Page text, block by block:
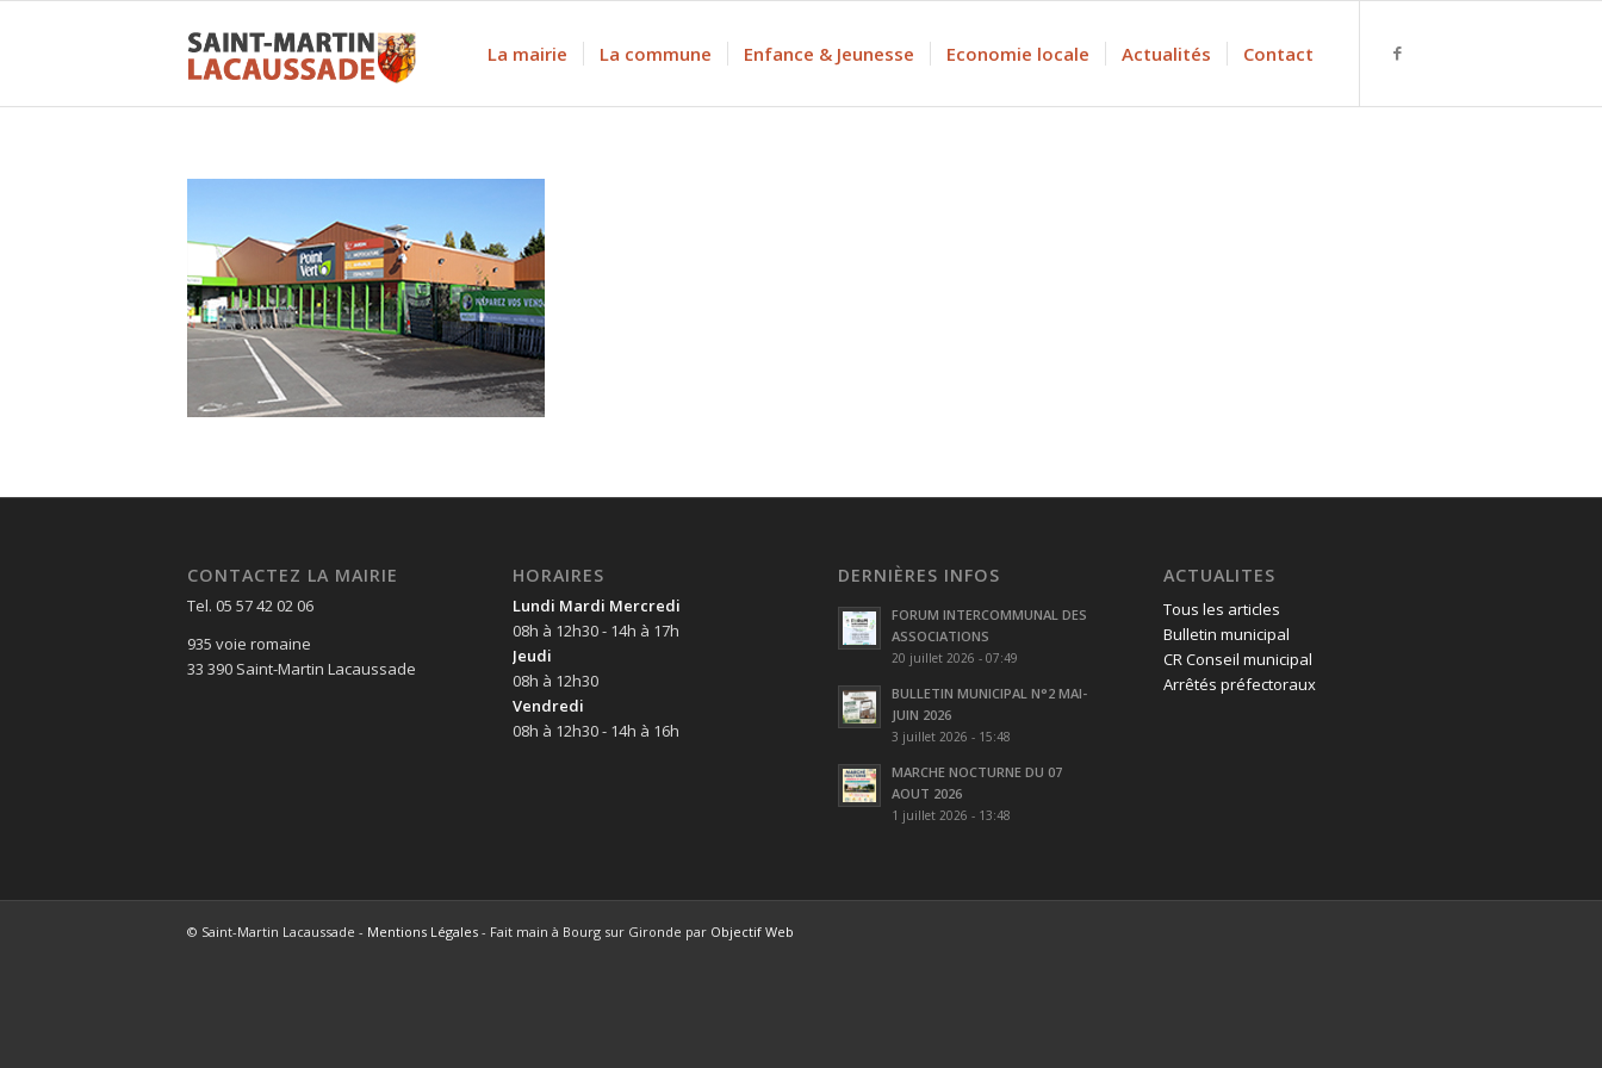
La mairie La commune Enfance & Jeunesse Economie locale Actualités Contact
CONTACTEZ LA MAIRIE
Tel. 05 57 42 02 06
935 voie romaine
33 390 Saint-Martin Lacaussade
HORAIRES
Lundi Mardi Mercredi
08h à 12h30 - 14h à 17h
Jeudi
08h à 12h30
Vendredi
08h à 12h30 - 14h à 16h
DERNIÈRES INFOS
FORUM INTERCOMMUNAL DES
ASSOCIATIONS
20 juillet 2026 - 07:49
BULLETIN MUNICIPAL N°2 MAI-
JUIN 2026
3 juillet 2026 - 15:48
MARCHE NOCTURNE DU 07
AOUT 2026
1 juillet 2026 - 13:48
ACTUALITES
Tous les articles
Bulletin municipal
CR Conseil municipal
Arrêtés préfectoraux
© Saint-Martin Lacaussade - Mentions Légales - Fait main à Bourg sur Gironde par Objectif Web